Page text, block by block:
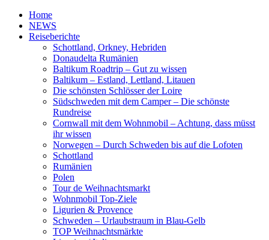
Home
NEWS
Reiseberichte
Schottland, Orkney, Hebriden
Donaudelta Rumänien
Baltikum Roadtrip – Gut zu wissen
Baltikum – Estland, Lettland, Litauen
Die schönsten Schlösser der Loire
Südschweden mit dem Camper – Die schönste
Rundreise
Cornwall mit dem Wohnmobil – Achtung, dass müsst
ihr wissen
Norwegen – Durch Schweden bis auf die Lofoten
Schottland
Rumänien
Polen
Tour de Weihnachtsmarkt
Wohnmobil Top-Ziele
Ligurien & Provence
Schweden – Urlaubstraum in Blau-Gelb
TOP Weihnachtsmärkte